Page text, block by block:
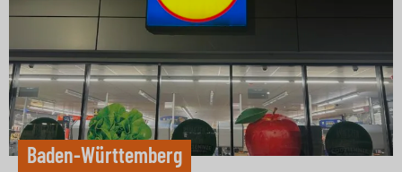
Baden-Württemberg